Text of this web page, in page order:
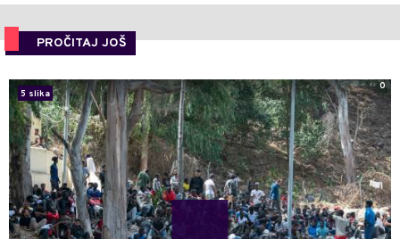
PROČITAJ JOŠ
5 slika
0